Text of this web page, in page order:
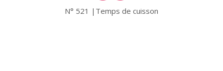
N° 521 |Temps de cuisson